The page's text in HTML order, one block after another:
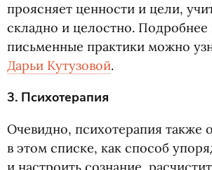
проясняет ценности и цели,
складно и целостно. Подробнее
письменные практики можно
Дарьи Кутузовой.
3. Психотерапия
Очевидно, психотерапия также
в этом списке, как способ